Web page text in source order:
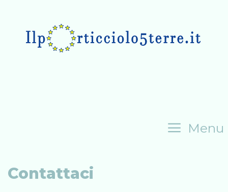
content
Menu
Contattaci